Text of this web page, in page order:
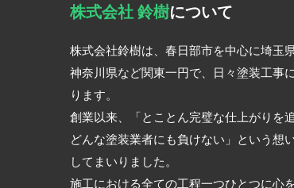
株式会社 鈴樹について
株式会社鈴樹は、春日部市を中心に埼玉
神奈川県など関東一円で、日々塗装工事
ります。
創業以来、「とことん完璧な仕上がりを
どんな塗装業者にも負けない」という想
してまいりました。
施工における全ての工程一つひとつに心